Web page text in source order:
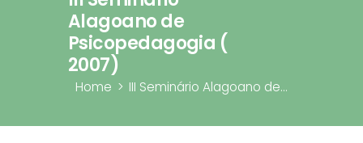
Alagoano de
Psicopedagogia (
2007)
Home III Seminário Alagoano de...